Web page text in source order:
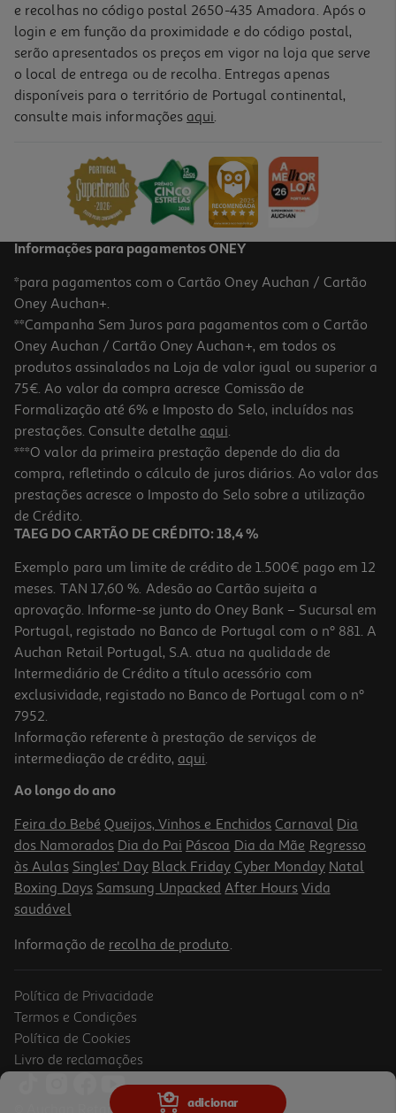
adicionar
Máq. Lavar Loiça Encastre Bosch Smi4hvs14e C Inox 14conj
799,99 €
Máquina De Lavar Loiça Encastre Bosch Smv4ecx28e 14 Conjuntos
899.99 €/un
899,99 €
Máquina Lavar Loiça Hisense Hv16d5 Encastre D 16 Conj
479.99 €/un
479,99 €
Máquina De Lavar Loiça Encastre Siemens Sx87tx02ce Inox A
e recolhas no código postal 2650-435 Amadora. Após o
login e em função da proximidade e do código postal,
serão apresentados os preços em vigor na loja que serve
o local de entrega ou de recolha. Entregas apenas
disponíveis para o território de Portugal continental,
consulte mais informações aqui.
Informações para pagamentos ONEY
*para pagamentos com o Cartão Oney Auchan / Cartão
Oney Auchan+.
**Campanha Sem Juros para pagamentos com o Cartão
Oney Auchan / Cartão Oney Auchan+, em todos os
produtos assinalados na Loja de valor igual ou superior a
75€. Ao valor da compra acresce Comissão de
Formalização até 6% e Imposto do Selo, incluídos nas
prestações. Consulte detalhe aqui.
***O valor da primeira prestação depende do dia da
compra, refletindo o cálculo de juros diários. Ao valor das
prestações acresce o Imposto do Selo sobre a utilização
de Crédito.
TAEG DO CARTÃO DE CRÉDITO: 18,4 %
Exemplo para um limite de crédito de 1.500€ pago em 12
meses. TAN 17,60 %. Adesão ao Cartão sujeita a
aprovação. Informe-se junto do Oney Bank – Sucursal em
Portugal, registado no Banco de Portugal com o nº 881. A
Auchan Retail Portugal, S.A. atua na qualidade de
Intermediário de Crédito a título acessório com
exclusividade, registado no Banco de Portugal com o nº
7952.
Informação referente à prestação de serviços de
intermediação de crédito, aqui.
Ao longo do ano
Feira do Bebé Queijos, Vinhos e Enchidos Carnaval Dia
dos Namorados Dia do Pai Páscoa Dia da Mãe Regresso
às Aulas Singles' Day Black Friday Cyber Monday Natal
Boxing Days Samsung Unpacked After Hours Vida
saudável
Informação de recolha de produto.
Política de Privacidade
Termos e Condições
Política de Cookies
Livro de reclamações
© Auchan Retail Portugal